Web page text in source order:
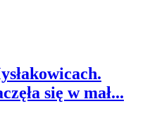
się w mał...